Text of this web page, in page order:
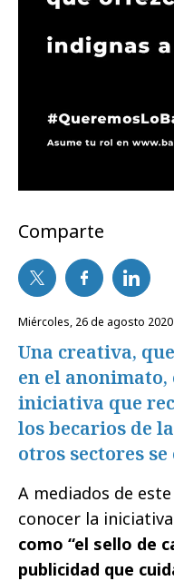
Comparte
miércoles, 26 de agosto 2020
Una creativa,
en el
iniciativa que
los becarios de
otros sectores
A mediados de
conocer la iniciativa
como “el sello de
publicidad que